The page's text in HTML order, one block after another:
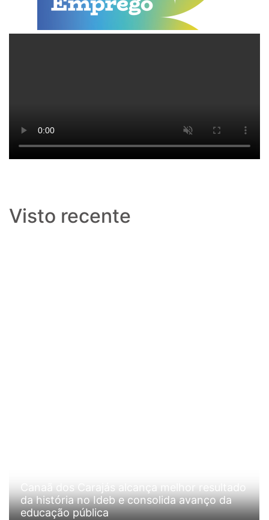
Visto recente
Canaã dos Carajás alcança melhor resultado
da história no Ideb e consolida avanço da
educação pública